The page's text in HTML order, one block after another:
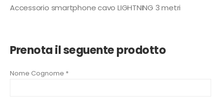
Accessorio smartphone cavo LIGHTNING 3 metri
Prenota il seguente prodotto
Nome Cognome *